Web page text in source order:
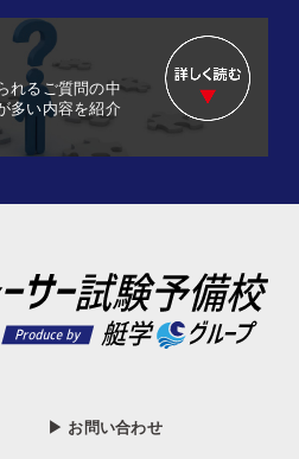
れるご質問の中
多い内容を紹介
▶ お問い合わせ